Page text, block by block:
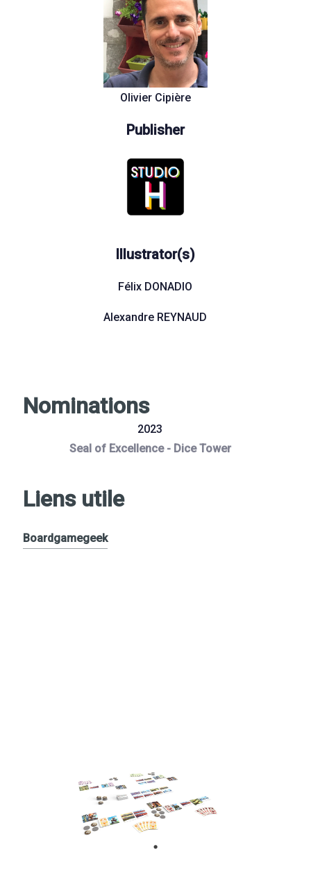
Olivier Cipière
Publisher
Illustrator(s)
Félix DONADIO
Alexandre REYNAUD
Nominations
2023
Seal of Excellence - Dice Tower
Liens utile
Boardgamegeek